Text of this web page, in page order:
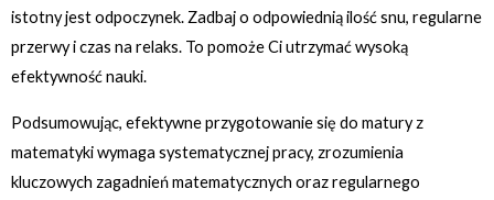
istotny jest odpoczynek. Zadbaj o odpowiednią ilość snu, regularne
przerwy i czas na relaks. To pomoże Ci utrzymać wysoką
efektywność nauki.
Podsumowując, efektywne przygotowanie się do matury z
matematyki wymaga systematycznej pracy, zrozumienia
kluczowych zagadnień matematycznych oraz regularnego